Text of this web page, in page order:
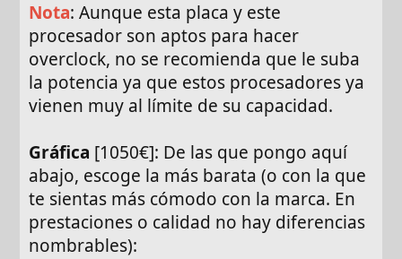
Nota: Aunque esta placa y este
procesador son aptos para hacer
overclock, no se recomienda que le suba
la potencia ya que estos procesadores ya
vienen muy al límite de su capacidad.
Gráfica [1050€]: De las que pongo aquí
abajo, escoge la más barata (o con la que
te sientas más cómodo con la marca. En
prestaciones o calidad no hay diferencias
nombrables):